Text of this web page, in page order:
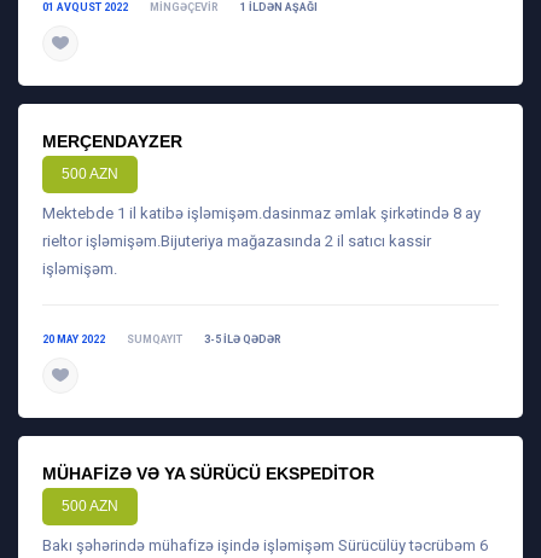
01 AVQUST 2022 MINGƏÇEVIR 1 ILDƏN AŞAĞI
MERÇENDAYZER
500 AZN
Mektebde 1 il katibə işləmişəm.dasinmaz əmlak şirkətində 8 ay
rieltor işləmişəm.Bijuteriya mağazasında 2 il satıcı kassir
işləmişəm.
20 MAY 2022 SUMQAYIT 3-5 ILƏ QƏDƏR
MÜHAFIZƏ VƏ YA SÜRÜCÜ EKSPEDITOR
500 AZN
Bakı şəhərində mühafizə işində işləmişəm Sürücülüy təcrübəm 6